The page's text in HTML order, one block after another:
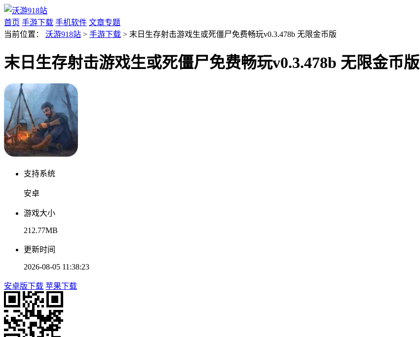
首页 手游下载 手机软件 文章专题
当前位置： 沃游918站 > 手游下载 > 末日生存射击游戏生或死僵尸免费畅玩v0.3.478b 无限金币版
末日生存射击游戏生或死僵尸免费畅玩v0.3.478b 无限金币版
支持系统
安卓
游戏大小
212.77MB
更新时间
2026-08-05 11:38:23
安卓版下载 苹果下载